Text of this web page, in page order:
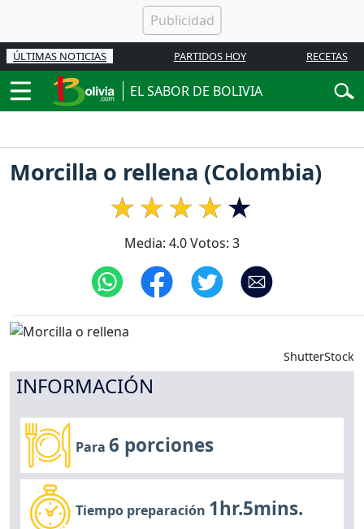
ÚLTIMAS NOTICIAS PARTIDOS HOY RECETAS
EL SABOR DE BOLIVIA
Morcilla o rellena (Colombia)
Media: 4.0Votos: 3
ShutterStock
INFORMACIÓN
Para6 porciones
Tiempo preparación 1hr.5mins.